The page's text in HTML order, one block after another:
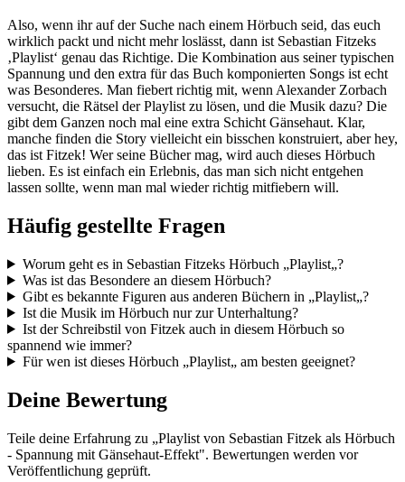
Also, wenn ihr auf der Suche nach einem Hörbuch seid, das euch
wirklich packt und nicht mehr loslässt, dann ist Sebastian Fitzeks
‚Playlist‘ genau das Richtige. Die Kombination aus seiner typischen
Spannung und den extra für das Buch komponierten Songs ist echt
was Besonderes. Man fiebert richtig mit, wenn Alexander Zorbach
versucht, die Rätsel der Playlist zu lösen, und die Musik dazu? Die
gibt dem Ganzen noch mal eine extra Schicht Gänsehaut. Klar,
manche finden die Story vielleicht ein bisschen konstruiert, aber hey,
das ist Fitzek! Wer seine Bücher mag, wird auch dieses Hörbuch
lieben. Es ist einfach ein Erlebnis, das man sich nicht entgehen
lassen sollte, wenn man mal wieder richtig mitfiebern will.
Häufig gestellte Fragen
Worum geht es in Sebastian Fitzeks Hörbuch „Playlist„?
Was ist das Besondere an diesem Hörbuch?
Gibt es bekannte Figuren aus anderen Büchern in „Playlist„?
Ist die Musik im Hörbuch nur zur Unterhaltung?
Ist der Schreibstil von Fitzek auch in diesem Hörbuch so
spannend wie immer?
Für wen ist dieses Hörbuch „Playlist„ am besten geeignet?
Deine Bewertung
Teile deine Erfahrung zu „Playlist von Sebastian Fitzek als Hörbuch
- Spannung mit Gänsehaut-Effekt". Bewertungen werden vor
Veröffentlichung geprüft.